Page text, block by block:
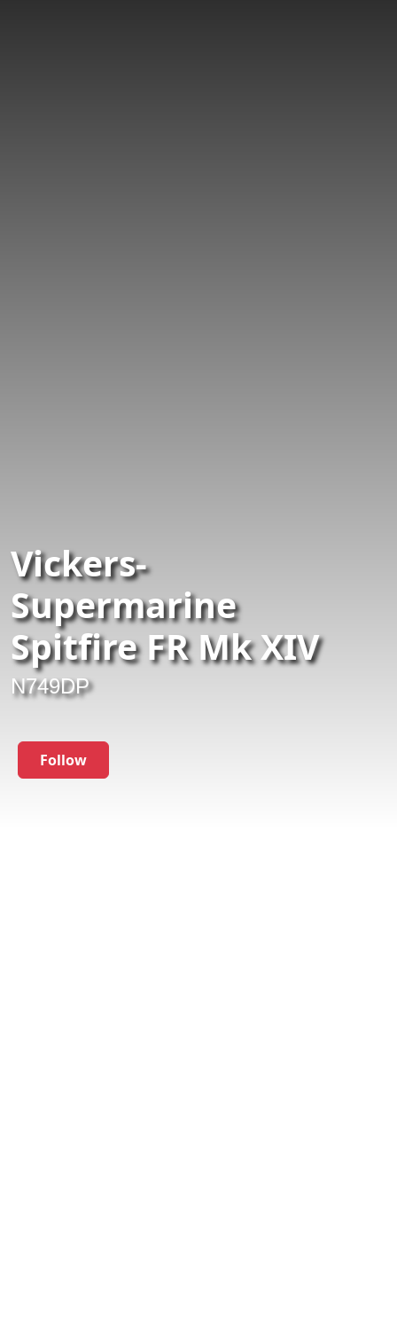
Vickers-
Supermarine
Spitfire FR Mk XIV
N749DP
Follow